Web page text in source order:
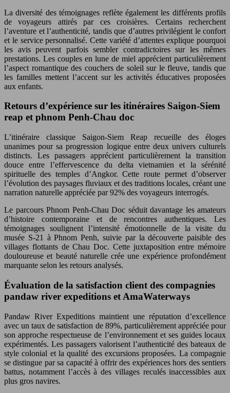
La diversité des témoignages reflète également les différents profils
de voyageurs attirés par ces croisières. Certains recherchent
l’aventure et l’authenticité, tandis que d’autres privilégient le confort
et le service personnalisé. Cette variété d’attentes explique pourquoi
les avis peuvent parfois sembler contradictoires sur les mêmes
prestations. Les couples en lune de miel apprécient particulièrement
l’aspect romantique des couchers de soleil sur le fleuve, tandis que
les familles mettent l’accent sur les activités éducatives proposées
aux enfants.
Retours d’expérience sur les itinéraires Saigon-Siem
reap et phnom Penh-Chau doc
L’itinéraire classique Saigon-Siem Reap recueille des éloges
unanimes pour sa progression logique entre deux univers culturels
distincts. Les passagers apprécient particulièrement la transition
douce entre l’effervescence du delta vietnamien et la sérénité
spirituelle des temples d’Angkor. Cette route permet d’observer
l’évolution des paysages fluviaux et des traditions locales, créant une
narration naturelle appréciée par 92% des voyageurs interrogés.
Le parcours Phnom Penh-Chau Doc séduit davantage les amateurs
d’histoire contemporaine et de rencontres authentiques. Les
témoignages soulignent l’intensité émotionnelle de la visite du
musée S-21 à Phnom Penh, suivie par la découverte paisible des
villages flottants de Chau Doc. Cette juxtaposition entre mémoire
douloureuse et beauté naturelle crée une expérience profondément
marquante selon les retours analysés.
Évaluation de la satisfaction client des compagnies
pandaw river expeditions et AmaWaterways
Pandaw River Expeditions maintient une réputation d’excellence
avec un taux de satisfaction de 89%, particulièrement appréciée pour
son approche respectueuse de l’environnement et ses guides locaux
expérimentés. Les passagers valorisent l’authenticité des bateaux de
style colonial et la qualité des excursions proposées. La compagnie
se distingue par sa capacité à offrir des expériences hors des sentiers
battus, notamment l’accès à des villages reculés inaccessibles aux
plus gros navires.